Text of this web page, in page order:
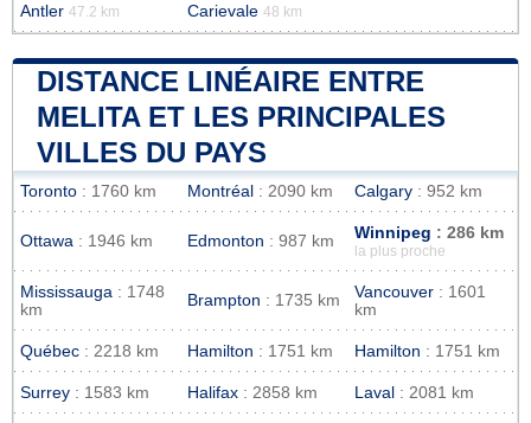
Antler 47.2 km Carievale 48 km
DISTANCE LINÉAIRE ENTRE
MELITA ET LES PRINCIPALES
VILLES DU PAYS
Toronto : 1760 km Montréal : 2090 km Calgary : 952 km
Ottawa : 1946 km Edmonton : 987 km Winnipeg : 286 km
la plus proche
Mississauga : 1748
km
Brampton : 1735 km Vancouver : 1601
km
Québec : 2218 km Hamilton : 1751 km Hamilton : 1751 km
Surrey : 1583 km Halifax : 2858 km Laval : 2081 km